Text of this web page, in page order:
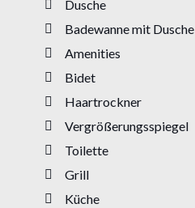
Dusche
Badewanne mit Dusche
Amenities
Bidet
Haartrockner
Vergrößerungsspiegel
Toilette
Grill
Küche